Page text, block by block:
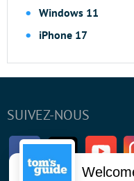
Windows 11
iPhone 17
SUIVEZ-NOUS
FacebookTwitter